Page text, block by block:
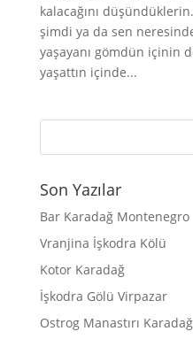
kalacağını
şimdi ya da sen
yaşayanı gömdün içinin
yaşattın içinde...
Son Yazılar
Bar Karadağ Montenegro
Vranjina İşkodra Kölü
Kotor Karadağ
İşkodra Gölü Virpazar
Ostrog Manastırı Karadağ